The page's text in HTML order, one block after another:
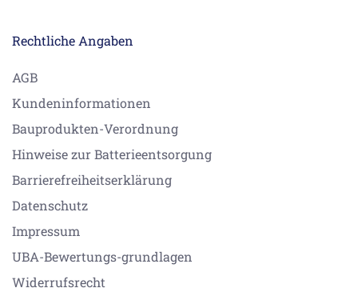
Rechtliche Angaben
AGB
Kundeninformationen
Bauprodukten-Verordnung
Hinweise zur Batterieentsorgung
Barrierefreiheitserklärung
Datenschutz
Impressum
UBA-Bewertungs-grundlagen
Widerrufsrecht